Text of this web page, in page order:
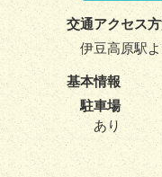
交通アクセス
伊豆高原駅
基本情報
駐車場
あり